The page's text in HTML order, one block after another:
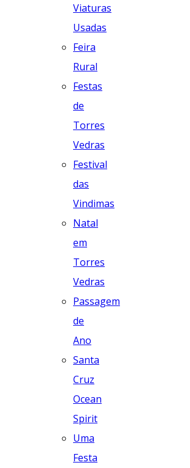
Viaturas
Usadas
Feira
Rural
Festas
de
Torres
Vedras
Festival
das
Vindimas
Natal
em
Torres
Vedras
Passagem
de
Ano
Santa
Cruz
Ocean
Spirit
Uma
Festa